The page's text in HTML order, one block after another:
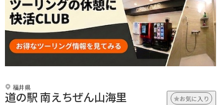
福井県
道の駅 南えちぜん山海里 お気に入り